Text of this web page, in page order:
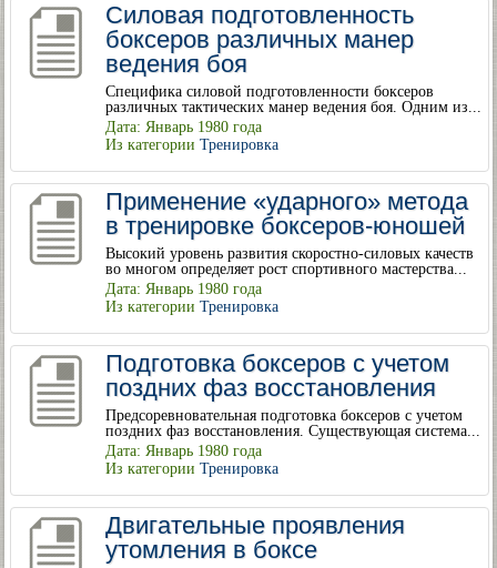
Силовая подготовленность
боксеров различных манер
ведения боя
Специфика силовой подготовленности боксеров
различных тактических манер ведения боя. Одним из...
Дата: Январь 1980 года
Из категории Тренировка
Применение «ударного» метода
в тренировке боксеров-юношей
Высокий уровень развития скоростно-силовых качеств
во многом определяет рост спортивного мастерства...
Дата: Январь 1980 года
Из категории Тренировка
Подготовка боксеров с учетом
поздних фаз восстановления
Предсоревновательная подготовка боксеров с учетом
поздних фаз восстановления. Существующая система...
Дата: Январь 1980 года
Из категории Тренировка
Двигательные проявления
утомления в боксе